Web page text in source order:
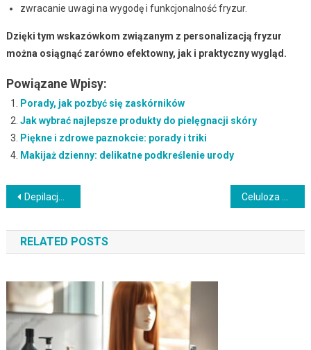
zwracanie uwagi na wygodę i funkcjonalność fryzur.
Dzięki tym wskazówkom związanym z personalizacją fryzur
można osiągnąć zarówno efektowny, jak i praktyczny wygląd.
Powiązane Wpisy:
Porady, jak pozbyć się zaskórników
Jak wybrać najlepsze produkty do pielęgnacji skóry
Piękne i zdrowe paznokcie: porady i triki
Makijaż dzienny: delikatne podkreślenie urody
Nawigacja
wpisu
Depilacja IPL: Jak działa, efekty i bezpieczeństwo zabiegów?
RELATED POSTS